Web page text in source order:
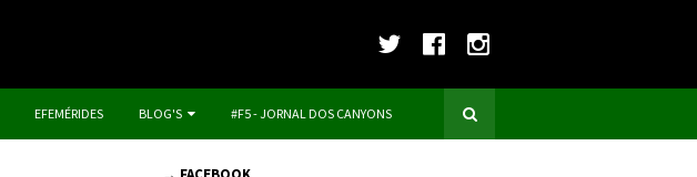
EFEMÉRIDES BLOG'S #F5 - JORNAL DOS CANYONS